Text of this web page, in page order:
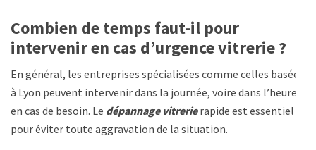
Combien de temps faut-il pour
intervenir en cas d’urgence vitrerie ?
En général, les entreprises spécialisées comme celles basées
à Lyon peuvent intervenir dans la journée, voire dans l’heure
en cas de besoin. Le dépannage vitrerierapide est essentiel
pour éviter toute aggravation de la situation.